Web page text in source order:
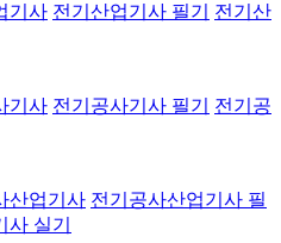
기사 전기산업기사 필기
전기산
기사 전기공사기사 필기
전기공
산업기사 전기공사산업기사 필
실기